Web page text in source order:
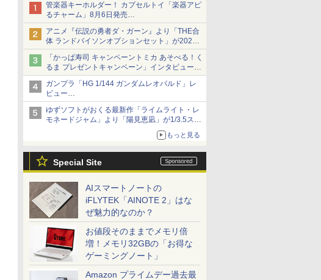
管楽器キーホルダー！ カプセルトイ「楽器アピ
るチャーム」8月6日発売
チューバ、テナサクなど5種各3色
アニメ『伝説の勇者ダ・ガーン』より「THE合
体 ランドバイソンオプションセット」が2027
年5月に発売
「THE合体ランドバイソン」と連動するオプシ
ョンパーツセット
「かっぱ寿司 キャンペーントミカ あそべる！く
るま プレゼントキャンペーン」インタビュー
子どもが楽しめるかっぱ寿司ならではの体験と
コラボの楽しさを追求
ガンプラ「HG 1/144 ガンダムレオパルド」レ
ビュー
『機動新世紀ガンダムX』30周年！インナーア
ームガトリングの変形機構まで再現し最新フォ
ーマットでキット化！
ゆずソフトがおくる最新作「ライムライト・レ
モネードジャム」より「陽見恵凪」が1/3.5スケ
メガネ姿も表現できるオプションパーツが付属
もっと見る
Special Site
AIスマートノートの
iFLYTEK「AINOTE 2」はな
ぜ魅力的なのか？
お値段そのままでメモリ倍
増！メモリ32GBの「お得な
ゲーミングノート」
Amazon プライムデー過去最